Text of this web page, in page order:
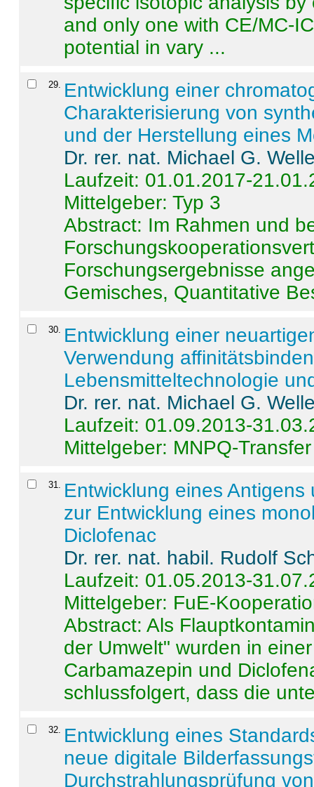
and only one with CE/MC-
potential in vary ...
29. Entwicklung einer
Charakterisierung von
und der Herstellung eines
Dr. rer. nat. Michael G.
Laufzeit: 01.01.2017-
Mittelgeber: Typ 3
Abstract: Im Rahmen und
Forschungsergebnisse
Gemisches, Quantitative
30. Entwicklung einer
Verwendung
Lebensmitteltechnologie
Dr. rer. nat. Michael G.
Laufzeit: 01.09.2013-
Mittelgeber: MNPQ-Transfer
31. Entwicklung eines
zur Entwicklung eines
Diclofenac
Dr. rer. nat. habil. Rudolf
Laufzeit: 01.05.2013-
Mittelgeber: FuE-
Abstract:Als
der Umwelt" wurden in
Carbamazepin und
schlussfolgert, dass die
32. Entwicklung eines
neue digitale
Durchstrahlungsprüfung